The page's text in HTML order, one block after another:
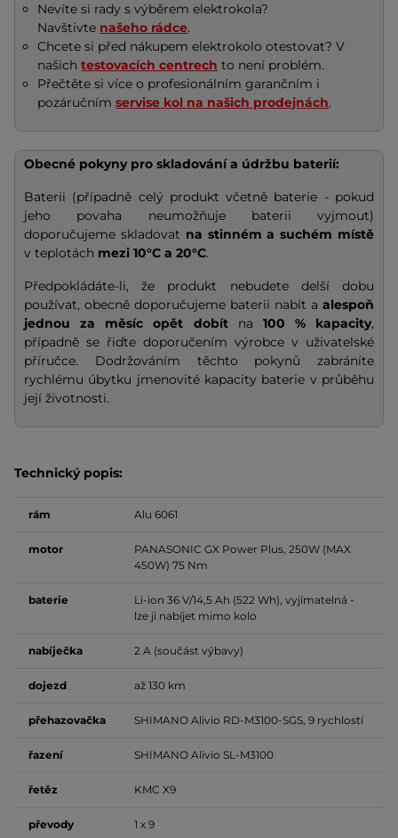
Nevíte si rady s výběrem elektrokola?
Navštivte našeho rádce.
Chcete si před nákupem elektrokolo otestovat? V
našichtestovacích centrech to není problém.
Přečtěte si více o profesionálním garančním i
pozáručnímservise kol na našich prodejnách.
Obecné pokyny pro skladování a údržbu baterií:
Baterii (případně celý produkt včetně baterie - pokud
jeho povaha neumožňuje baterii vyjmout)
doporučujeme skladovat na stinném a suchém místě
v teplotách mezi 10°C a 20°C.
Předpokládáte-li, že produkt nebudete delší dobu
používat, obecně doporučujeme baterii nabít a alespoň
jednou za měsíc opět dobítna 100 % kapacity,
případně se řiďte doporučením výrobce v uživatelské
příručce. Dodržováním těchto pokynů zabráníte
rychlému úbytku jmenovité kapacity baterie v průběhu
její životnosti.
Technický popis:
rám Alu 6061
motor
PANASONIC GX Power Plus, 250W (MAX
450W) 75 Nm
baterie
Li-ion 36 V/14,5 Ah (522 Wh), vyjímatelná -
lze ji nabíjet mimo kolo
nabíječka 2 A (součást výbavy)
dojezd až 130 km
přehazovačka SHIMANO Alivio RD-M3100-SGS, 9 rychlostí
řazení SHIMANO Alivio SL-M3100
řetěz KMC X9
převody 1 x 9